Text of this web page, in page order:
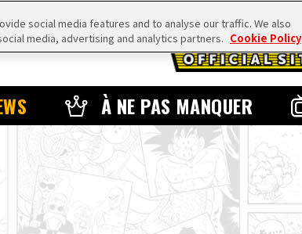
À NE PAS MANQUER
social media features and to analyse our traffic. We also
media, advertising and analytics partners. Cookie Policy